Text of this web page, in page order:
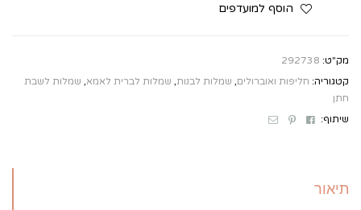
הוסף למועדפים
מק"ט: 292738
קטגוריה: חליפות ואוברולים שמלות לבנות שמלות לברית לאמא שמלות לשבת
חתן
שיתוף:
Facebook
Pinterest
Email
תיאור